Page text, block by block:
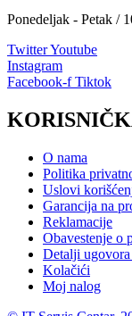
Ponedeljak - Petak /
TwitterYoutube
Instagram
Facebook-f Tiktok
O nama
Politika
Uslovi
Garancija na
Reklamacije
Obavestenje o
Detalji
Kolačići
Moj nalog